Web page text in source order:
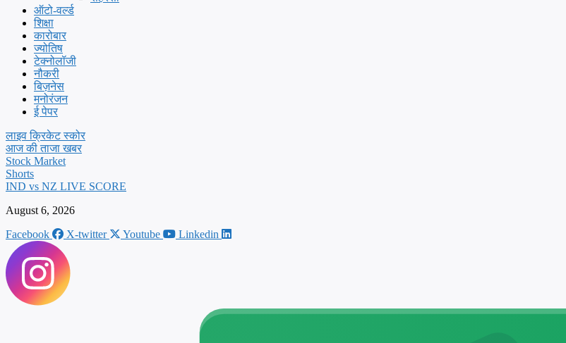
ऑटो-वर्ल्ड
शिक्षा
कारोबार
ज्योतिष
टेक्नोलॉजी
नौकरी
बिज़नेस
मनोरंजन
ई पेपर
लाइव क्रिकेट स्कोर
आज की ताजा खबर
Stock Market
Shorts
IND vs NZ LIVE SCORE
August 6, 2026
Facebook
X-twitter Youtube Linkedin